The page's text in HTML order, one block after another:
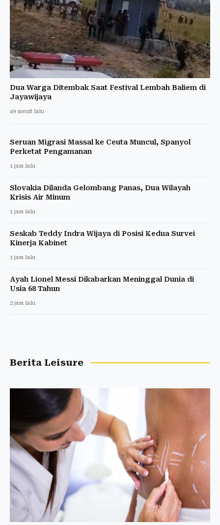
Dua Warga Ditembak Saat Festival Lembah Baliem di
Jayawijaya
49 menit lalu
Seruan Migrasi Massal ke Ceuta Muncul, Spanyol
Perketat Pengamanan
1 jam lalu
Slovakia Dilanda Gelombang Panas, Dua Wilayah
Krisis Air Minum
1 jam lalu
Seskab Teddy Indra Wijaya di Posisi Kedua Survei
Kinerja Kabinet
1 jam lalu
Ayah Lionel Messi Dikabarkan Meninggal Dunia di
Usia 68 Tahun
2 jam lalu
Berita Leisure